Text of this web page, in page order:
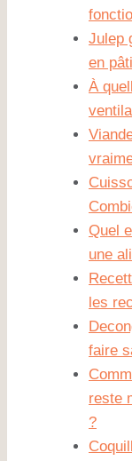
Julep
en
À
Quel
une
les
faire
reste
?